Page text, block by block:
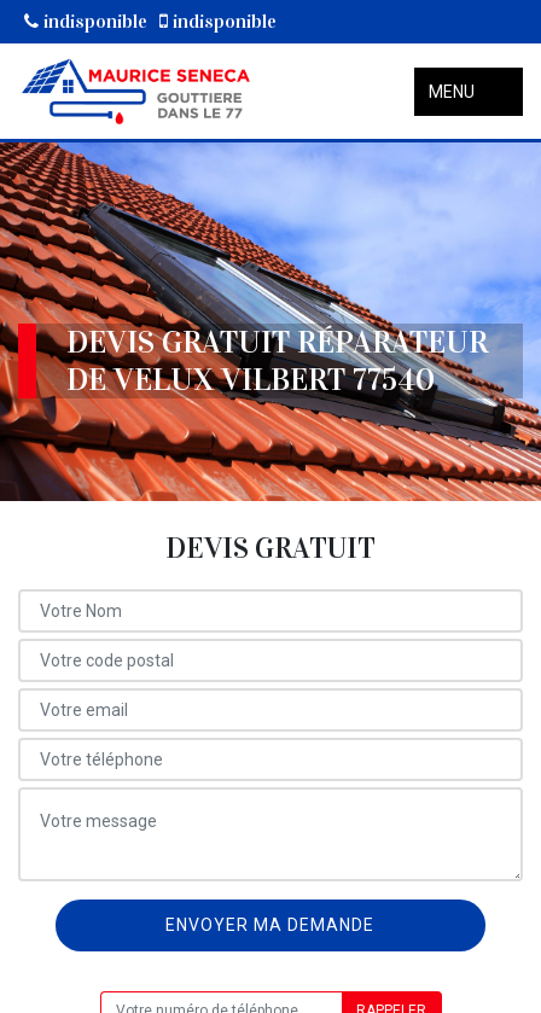
indisponible indisponible
MENU
DEVIS GRATUIT RÉPARATEUR
DE VELUX VILBERT 77540
DEVIS GRATUIT